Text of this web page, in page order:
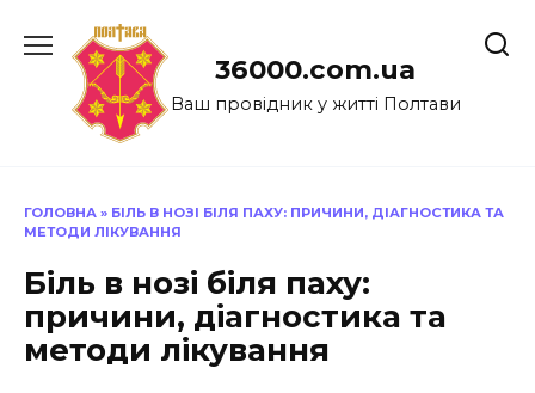
до
36000.com.ua
Ваш провідник у житті Полтави
ГОЛОВНА » БІЛЬ В НОЗІ БІЛЯ ПАХУ: ПРИЧИНИ, ДІАГНОСТИКА ТА
МЕТОДИ ЛІКУВАННЯ
Біль в нозі біля паху:
причини, діагностика та
методи лікування